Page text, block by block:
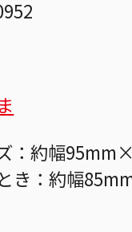
：約幅
き：約幅